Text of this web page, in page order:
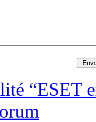
“ESET